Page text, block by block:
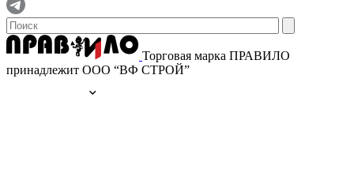
Торговая марка ПРАВИЛО
принадлежит ООО “ВФ СТРОЙ”